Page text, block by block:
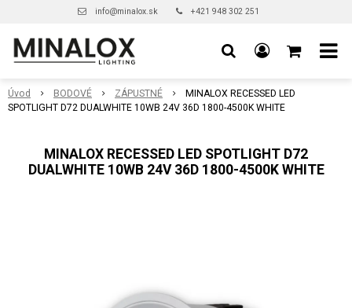
info@minalox.sk +421 948 302 251
Úvod BODOVÉ ZÁPUSTNÉ
MINALOX RECESSED LED
SPOTLIGHT D72 DUALWHITE 10WB 24V 36D 1800-4500K WHITE
MINALOX RECESSED LED SPOTLIGHT D72
DUALWHITE 10WB 24V 36D 1800-4500K WHITE